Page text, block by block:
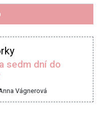
sedm dní do
Vágnerová